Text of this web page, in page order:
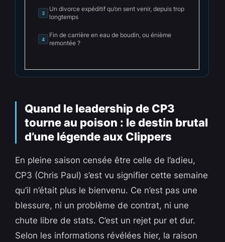
3
Un divorce expéditif qu’on sent venir, depuis trop
longtemps
4
Fin de carrière en eau de boudin, ou énième
remontée ?
Quand le leadership de CP3
tourne au poison : le destin brutal
d’une légende aux Clippers
En pleine saison censée être celle de l’adieu,
CP3 (Chris Paul) s’est vu signifier cette semaine
qu’il n’était plus le bienvenu. Ce n’est pas une
blessure, ni un problème de contrat, ni une
chute libre de stats. C’est un rejet pur et dur.
Selon les informations révélées hier, la raison